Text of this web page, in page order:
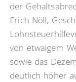
der
Erich Nöll,
von etwaigem
sowie das
deutlich höher